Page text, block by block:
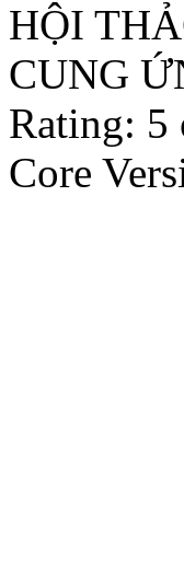
HỘI
CUNG
Rating: 5
Core